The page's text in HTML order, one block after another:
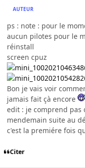
AUTEUR
ps : note : pour le
aucun pilotes pour le
réinstall
screen cpuz
Bon je vais voir
jamais fait çà encore
edit : je comprend
mendemain suite au
c'est la premiére fois
Citer